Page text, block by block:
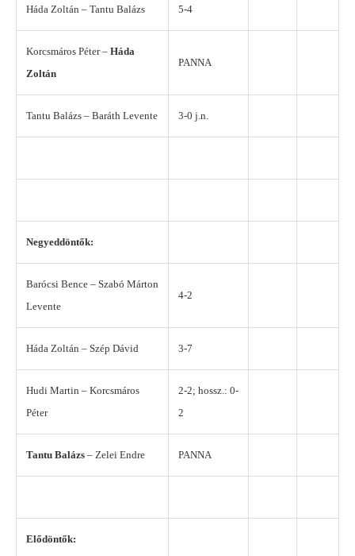
Háda Zoltán – Tantu Balázs 5-4
Korcsmáros Péter – Háda
Zoltán
PANNA
Tantu Balázs – Baráth Levente 3-0 j.n.
Negyeddöntők:
Barócsi Bence – Szabó Márton
Levente
4-2
Háda Zoltán – Szép Dávid 3-7
Hudi Martin – Korcsmáros
Péter
2-2; hossz.: 0-
2
Tantu Balázs – Zelei Endre PANNA
Elődöntők: